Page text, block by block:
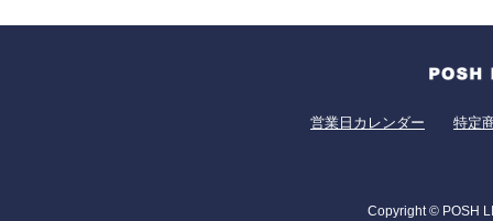
営業日カレンダー 特定
Copyright © POSH